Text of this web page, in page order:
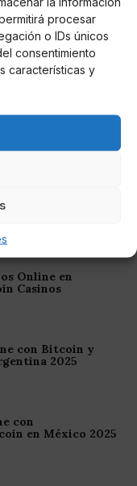
procesar
o IDs únicos
consentimiento
características y
la actividad
Online en
Casinos
con Bitcoin y
2025
con
en México 2025